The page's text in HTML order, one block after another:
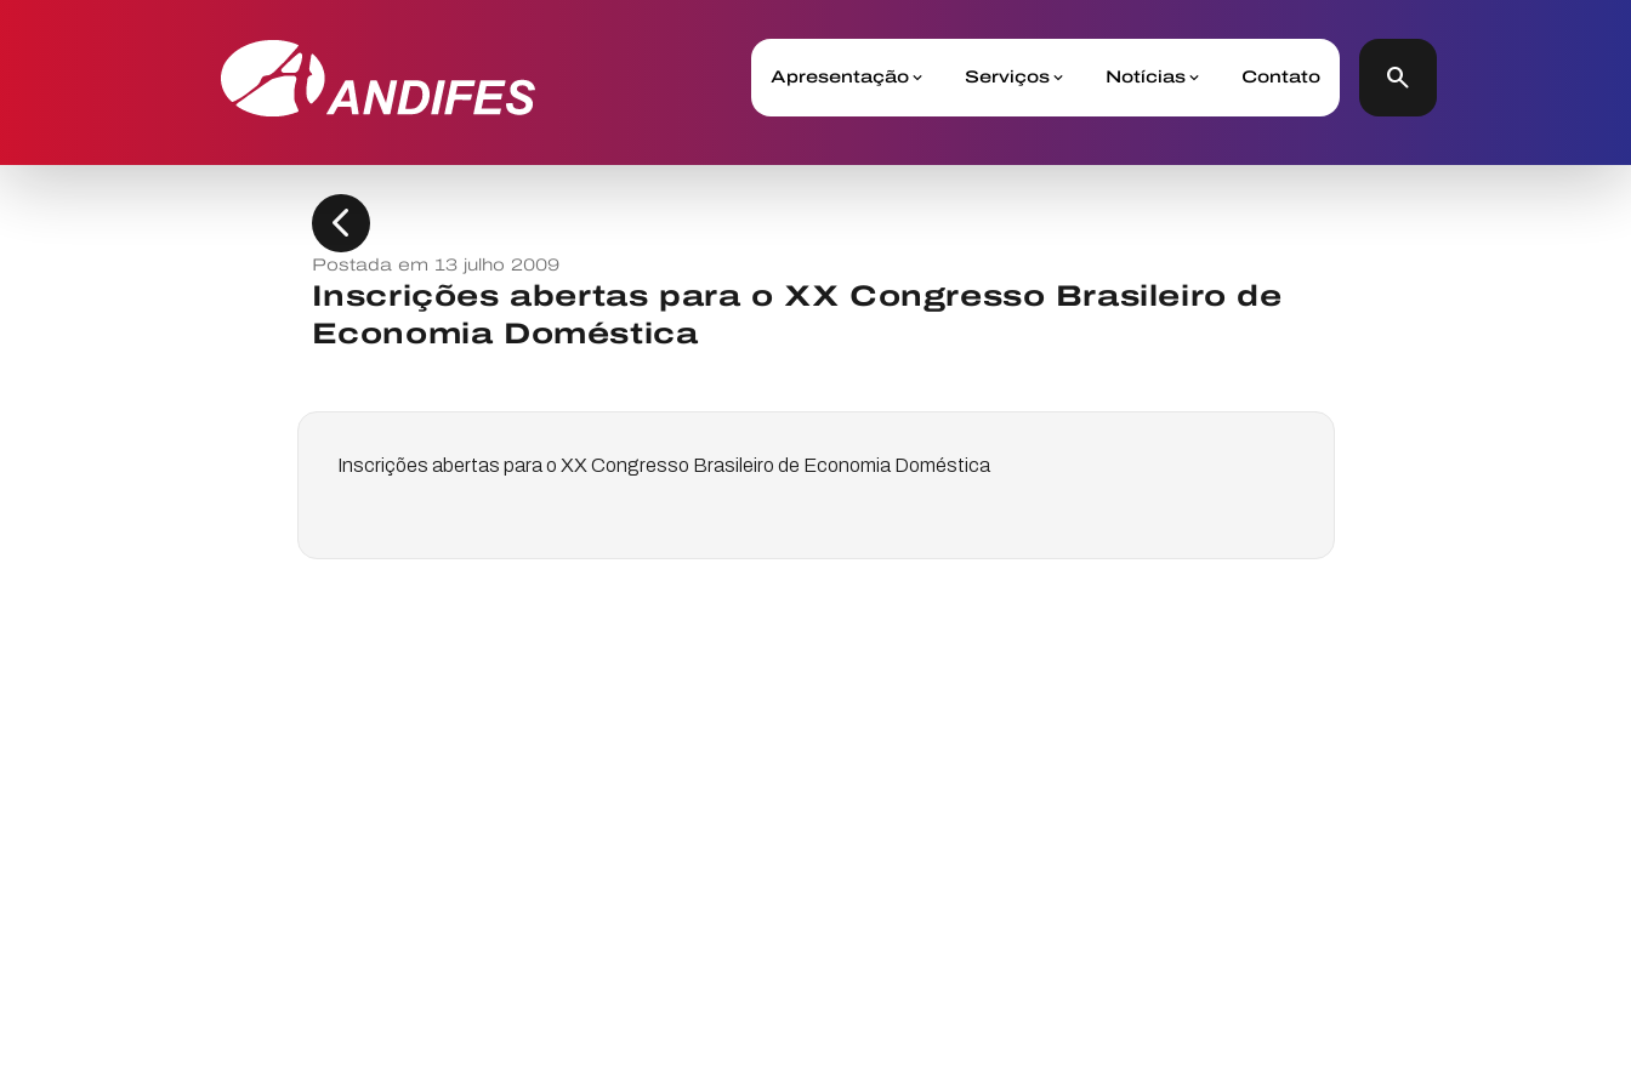
Apresentação Serviços Notícias Contato search
chevron_left
Postada em 13 julho 2009
Inscrições abertas para o XX Congresso Brasileiro de
Economia Doméstica
Inscrições abertas para o XX Congresso Brasileiro de Economia Doméstica